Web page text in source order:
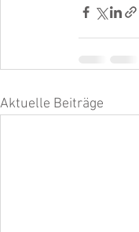
Aktuelle Beiträge